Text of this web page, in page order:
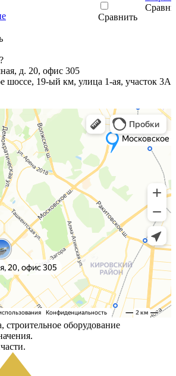
Сравнить
д. 20, офис 305
шоссе, 19-ый км, улица 1-ая, участок 3А
строительное оборудование